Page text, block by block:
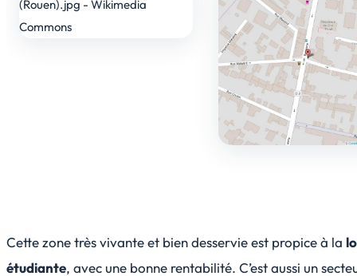
Cette zone très vivante et bien desservie est propice à la
étudiante, avec une bonne rentabilité. C’est aussi un